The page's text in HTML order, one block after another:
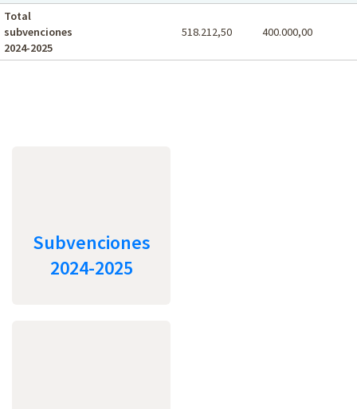
Total
subvenciones
2024-2025
518.212,50 400.000,00
Subvenciones
2024-2025